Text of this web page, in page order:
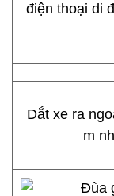
điện thoại di
Dắt xe ra
m